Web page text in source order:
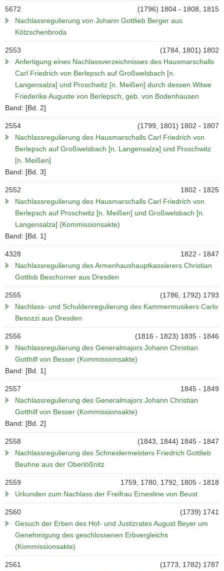
5672
(1796) 1804 - 1808, 1815
Nachlassregulierung von Johann Gottlieb Berger aus
Kötzschenbroda
2553
(1784, 1801) 1802
Anfertigung eines Nachlassverzeichnisses des Hausmarschalls
Carl Friedrich von Berlepsch auf Großwelsbach [n.
Langensalza] und Proschwitz [n. Meißen] durch dessen Witwe
Friederike Auguste von Berlepsch, geb. von Bodenhausen
Band: [Bd. 2]
2554
(1799, 1801) 1802 - 1807
Nachlassregulierung des Hausmarschalls Carl Friedrich von
Berlepsch auf Großwelsbach [n. Langensalza] und Proschwitz
[n. Meißen]
Band: [Bd. 3]
2552
1802 - 1825
Nachlassregulierung des Hausmarschalls Carl Friedrich von
Berlepsch auf Proschwitz [n. Meißen] und Großwelsbach [n.
Langensalza] (Kommissionsakte)
Band: [Bd. 1]
4328
1822 - 1847
Nachlassregulierung des Armenhaushauptkassierers Christian
Gottlob Beschorner aus Dresden
2555
(1786, 1792) 1793
Nachlass- und Schuldenregulierung des Kammermusikers Carlo
Besozzi aus Dresden
2556
(1816 - 1823) 1835 - 1846
Nachlassregulierung des Generalmajors Johann Christian
Gotthilf von Besser (Kommissionsakte)
Band: [Bd. 1]
2557
1845 - 1849
Nachlassregulierung des Generalmajors Johann Christian
Gotthilf von Besser (Kommissionsakte)
Band: [Bd. 2]
2558
(1843, 1844) 1845 - 1847
Nachlassregulierung des Schneidermeisters Friedrich Gottlieb
Beuhne aus der Oberlößnitz
2559
1759, 1780, 1792, 1805 - 1818
Urkunden zum Nachlass der Freifrau Ernestine von Beust
2560
(1739) 1741
Gesuch der Erben des Hof- und Justizrates August Beyer um
Genehmigung des geschlossenen Erbvergleichs
(Kommissionsakte)
2561
(1773, 1782) 1787